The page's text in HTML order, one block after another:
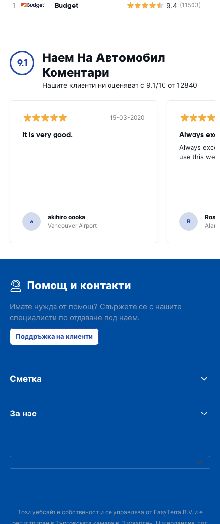
Budget 9.4 (11503)
9.1
Наем На Автомобил
Коментари
Нашите клиенти ни оценяват с 9.1/10 от 12840
15-03-2020
It is very good.
a
akihiro oooka
Vancouver Airport
Always
Always
use this
R
Помощ и контакти
Имате нужда от помощ? Свържете се с нашите
специалисти по отдаване под наем.
Поддръжка на клиенти
Сметка
За нас
Този уебсайт е собственост и се управлява от EasyTerra B.V. и е